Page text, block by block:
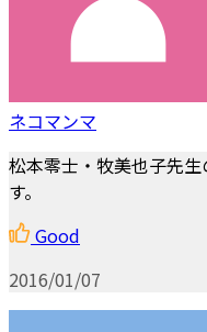
ネコマンマ
松本零士・牧美也子先
す。
Good
2016/01/07